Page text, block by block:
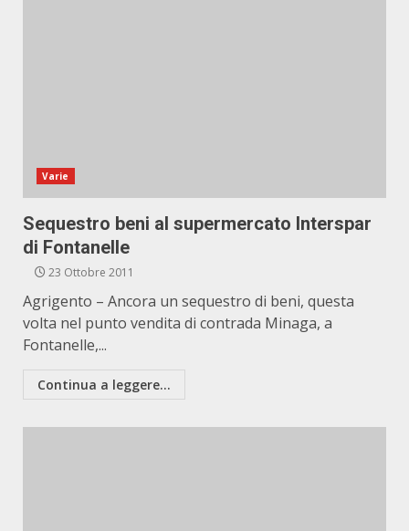
Varie
Sequestro beni al supermercato Interspar
di Fontanelle
23 Ottobre 2011
Agrigento – Ancora un sequestro di beni, questa
volta nel punto vendita di contrada Minaga, a
Fontanelle,...
Continua a leggere...